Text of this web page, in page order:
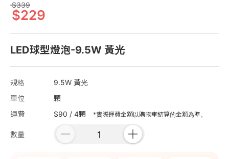
339
229
LED球型燈泡-9.5W 黃光
規格
9.5W 黃光
單位
顆
運費
$90 / 4顆 *實際運費金額以購物車結算的金額為準。
數量